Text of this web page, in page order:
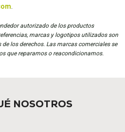
autorizado de los productos
marcas y logotipos utilizados son
los derechos. Las marcas comerciales se
que reparamos o reacondicionamos.
NOSOTROS